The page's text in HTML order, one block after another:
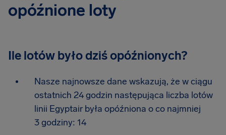
opóźnione loty
Ile lotów było dziś opóźnionych?
Nasze najnowsze dane wskazują, że w ciągu
ostatnich 24 godzin następująca liczba lotów
linii Egyptair była opóźniona o co najmniej
3 godziny: 14